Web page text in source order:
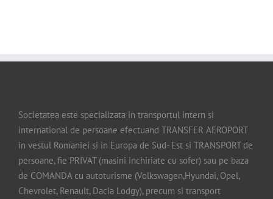
Societatea este specializata in transportul intern si
international de persoane efectuand TRANSFER AEROPORT
in vestul Romaniei si in Europa de Sud- Est si TRANSPORT de
persoane, fie PRIVAT (masini inchiriate cu sofer) sau pe baza
de COMANDA cu autoturisme (Volkswagen,Hyundai, Opel,
Chevrolet, Renault, Dacia Lodgy), precum si transport